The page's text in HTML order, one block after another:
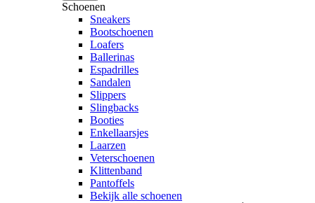
Schoenen
Sneakers
Bootschoenen
Loafers
Ballerinas
Espadrilles
Sandalen
Slippers
Slingbacks
Booties
Enkellaarsjes
Laarzen
Veterschoenen
Klittenband
Pantoffels
Bekijk alle schoenen